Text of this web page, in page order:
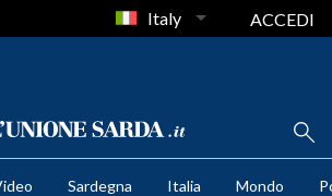
Italy ACCEDI
Sardegna Italia Mondo